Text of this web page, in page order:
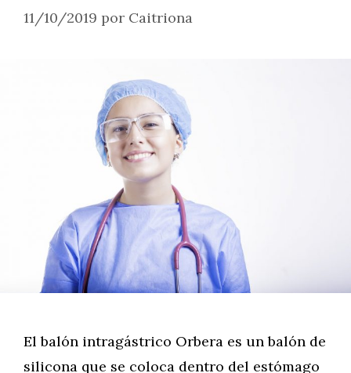
11/10/2019 por Caitriona
El balón intragástrico Orbera es un balón de
silicona que se coloca dentro del estómago